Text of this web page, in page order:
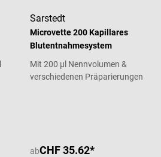
Sarstedt
Microvette 200 Kapillares
Blutentnahmesystem
Mit 200 µl Nennvolumen &
verschiedenen Präparierungen
abCHF 35.62*